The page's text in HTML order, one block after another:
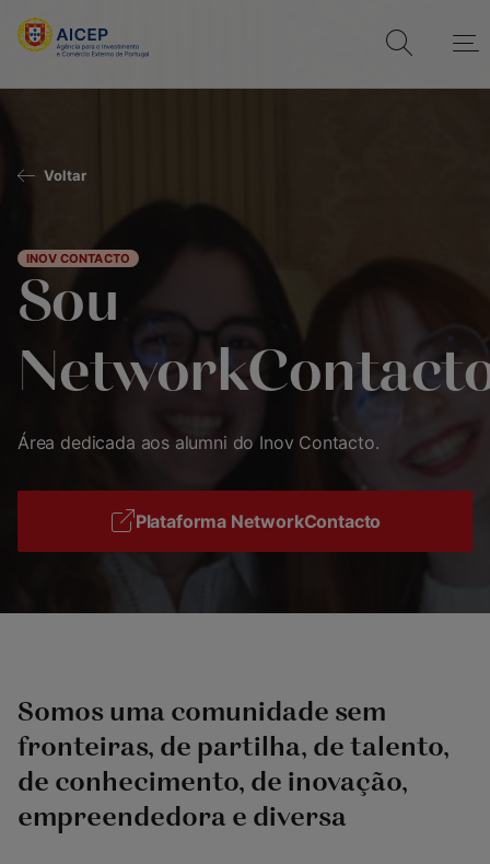
Voltar
INOV CONTACTO
Sou
Área dedicada aos alumni do Inov Contacto.
Plataforma NetworkContacto
Somos uma comunidade sem
fronteiras, de partilha, de talento,
de conhecimento, de inovação,
empreendedora e diversa